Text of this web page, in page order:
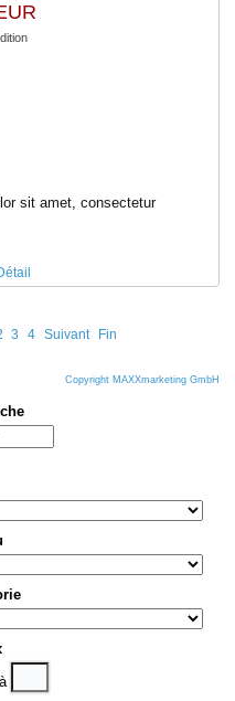
sit amet, consectetur
3 4 Suivant Fin
Copyright MAXXmarketing GmbH
à